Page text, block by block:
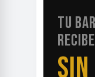
TU